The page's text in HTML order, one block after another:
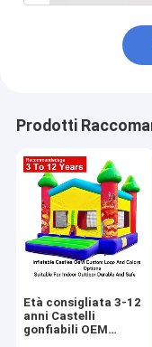
Prodotti
Età consigliata 3-12
anni Castelli
gonfiabili OEM